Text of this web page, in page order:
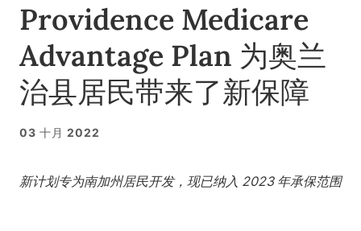
Providence Medicare
Advantage Plan 为奥兰
治县居民带来了新保障
03 十月 2022
新计划专为南加州居民开发，现已纳入 2023 年承保范围